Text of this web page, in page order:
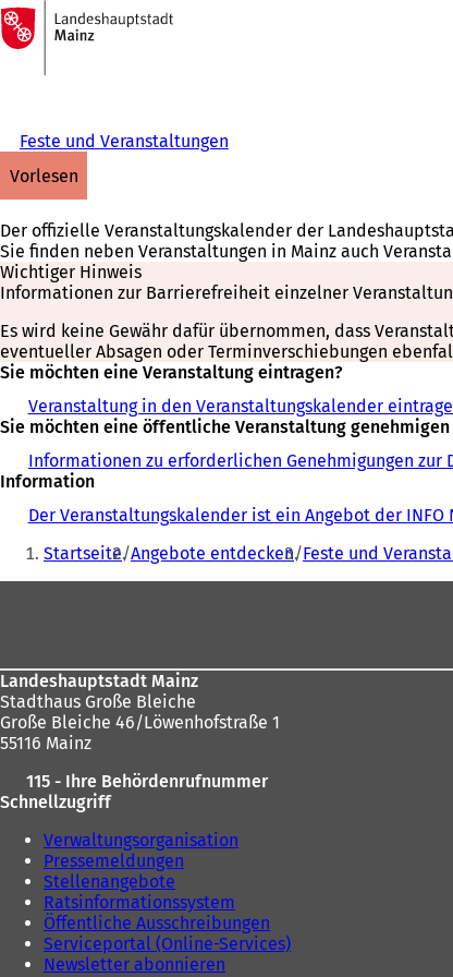
Inhalt anspringen
Zur
Startseite
Feste und Veranstaltungen
vorlesen
Der offizielle Veranstaltungskalender der
Sie finden neben Veranstaltungen in Mainz auch
Wichtiger Hinweis
Informationen zur Barrierefreiheit einzelner
Es wird keine Gewähr dafür übernommen, dass
eventueller Absagen oder Terminverschiebungen
Sie möchten eine Veranstaltung eintragen?
Veranstaltung in den Veranstaltungskalender
Sie möchten eine öffentliche Veranstaltung genehmigen
Informationen zu erforderlichen Genehmigungen
Information
Der Veranstaltungskalender ist ein Angebot der INFO
Sie
befinden
Startseite Angebote entdecken Feste und
Landeshauptstadt Mainz
Stadthaus Große Bleiche
Große Bleiche 46/Löwenhofstraße 1
55116 Mainz
115 - Ihre Behördenrufnummer
Schnellzugriff
Verwaltungsorganisation
Pressemeldungen
Stellenangebote
Ratsinformationssystem
Öffentliche Ausschreibungen
Serviceportal (Online-Services)
Newsletter abonnieren